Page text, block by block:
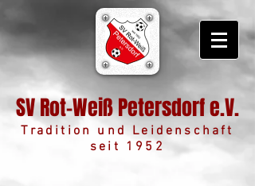
SV Rot-Weiß Petersdorf e.V.
Tradition und Leidenschaft
seit 1952